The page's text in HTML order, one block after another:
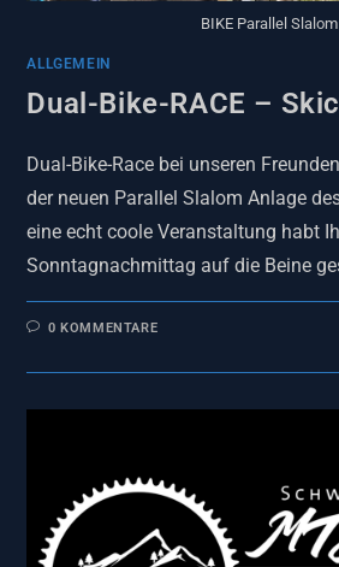
BIKE Parallel Slalom
ALLGEMEIN
Dual-Bike-RACE –
Dual-Bike-Race bei unseren
der neuen Parallel Slalom Anlage
eine echt coole Veranstaltung habt
Sonntagnachmittag auf die Beine
0 KOMMENTARE